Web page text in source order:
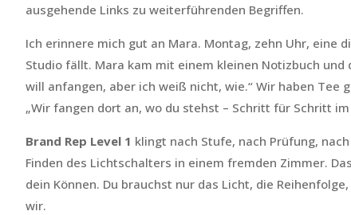
ausgehende Links zu weiterführenden Begriffen.
Ich erinnere mich gut an Mara. Montag, zehn Uhr, eine
Studio fällt. Mara kam mit einem kleinen Notizbuch und
will anfangen, aber ich weiß nicht, wie.“ Wir haben Tee
„Wir fangen dort an, wo du stehst – Schritt für Schritt im
Brand Rep Level 1 klingt nach Stufe, nach Prüfung,
Finden des Lichtschalters in einem fremden Zimmer.
dein Können. Du brauchst nur das Licht, die
wir.